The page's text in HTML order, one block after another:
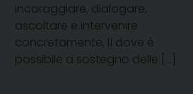
incoraggiare, dialogare,
ascoltare e intervenire
concretamente, lì dove è
possibile a sostegno delle […]